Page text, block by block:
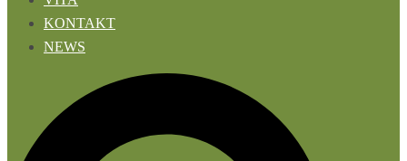
KONTAKT
NEWS